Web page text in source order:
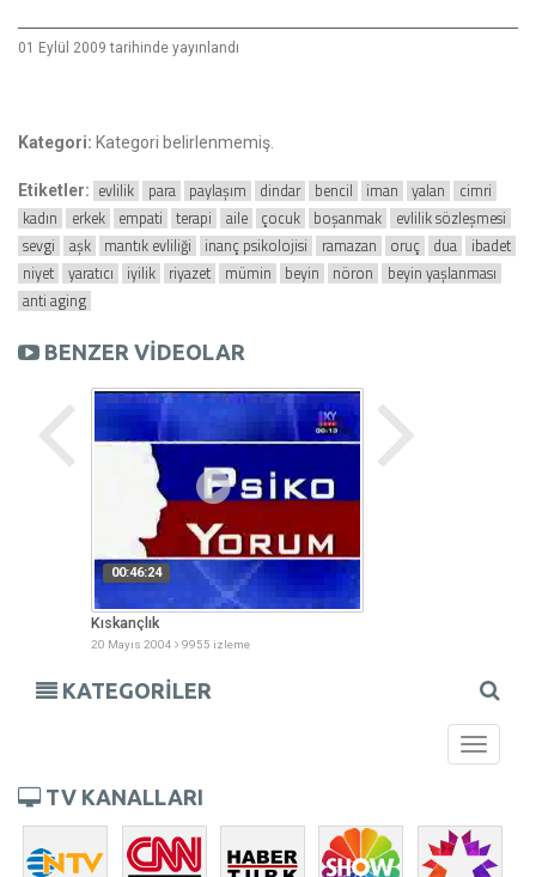
01 Eylül 2009 tarihinde yayınlandı
Kategori: Kategori belirlenmemiş.
Etiketler: evlilik para paylaşım dindar bencil iman yalan
cimri
kadın
erkek empati terapi aile çocuk boşanmak
evlilik sözleşmesi
sevgi
aşk mantık evliliği inanç psikolojisi ramazan oruç dua
ibadet
niyet
yaratıcı iyilik riyazet mümin beyin nöron
beyin yaşlanması
anti aging
BENZER VİDEOLAR
00:46:24
Kıskançlık
20 Mayıs 2004 9955 izleme
Okul Başarısızlığı
21 Mayıs 2004
KATEGORİLER
Toggle
TV KANALLARI